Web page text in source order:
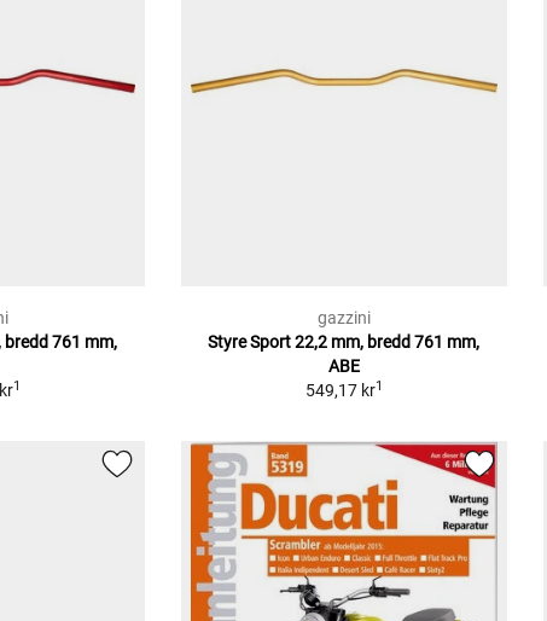
bredd 761 mm,
1
gazzini
Styre Sport 22,2 mm, bredd 761 mm,
ABE
549,17 kr1